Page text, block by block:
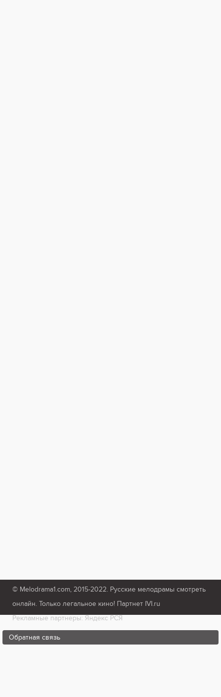
© Melodrama1.com, 2015-2022. Русские мелодрамы смотреть
онлайн. Только легальное кино! Партнет IVI.ru
Рекламные партнеры: Яндекс РСЯ
Обратная связь